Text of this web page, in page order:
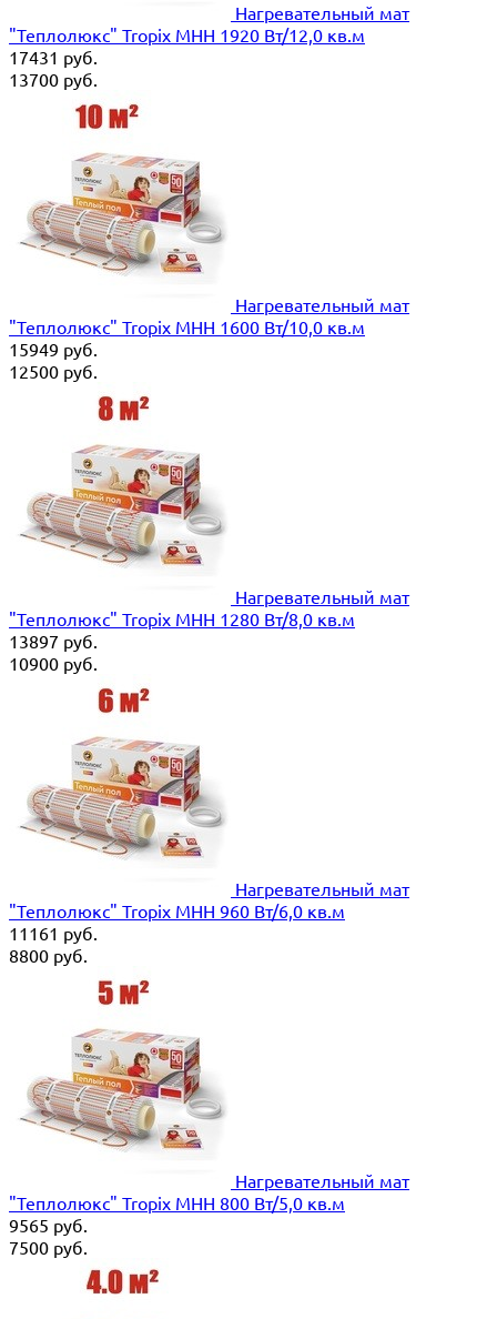
Нагревательный мат
"Теплолюкс" Tropix МНН 1920 Вт/12,0 кв.м
17431 руб.
13700 руб.
Нагревательный мат
"Теплолюкс" Tropix МНН 1600 Вт/10,0 кв.м
15949 руб.
12500 руб.
Нагревательный мат
"Теплолюкс" Tropix МНН 1280 Вт/8,0 кв.м
13897 руб.
10900 руб.
Нагревательный мат
"Теплолюкс" Tropix МНН 960 Вт/6,0 кв.м
11161 руб.
8800 руб.
Нагревательный мат
"Теплолюкс" Tropix МНН 800 Вт/5,0 кв.м
9565 руб.
7500 руб.